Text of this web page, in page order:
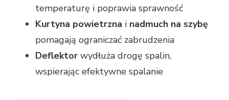
temperaturę i poprawia sprawność
Kurtyna powietrzna i nadmuch na szybę
pomagają ograniczać zabrudzenia
Deflektor wydłuża drogę spalin,
wspierając efektywne spalanie